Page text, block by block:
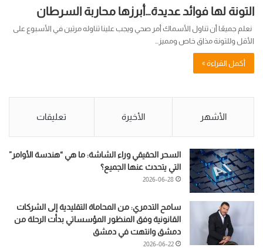
التونة لها فوائد عديدة…أبرزها محاربة السرطان
نعلم جميعًا أن تناول الأسماك أمر صحي ويجب علينا تناوله مرتين في الأسبوع على
الأقل وللتونة مذاق خاص ومميز…
أكمل القراءة »
الأشهر الأخيرة تعليقات
السحر الحقيقي وراء الشاشة: ما هي “هندسة الأوامر”
التي يتحدث عنها الجميع؟
2026-06-28
سامح التدمري: من المحاماة التقليدية إلى الشركات
القانونية وفق المنظور المؤسساتي بدأت الرحلة من
دمشق وانتهت في دمشق
2026-06-22